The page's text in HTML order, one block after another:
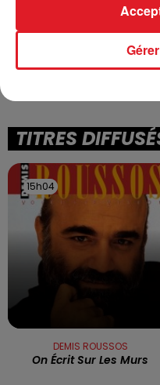
13 juillet 2026
WINGLES: UN
LA BASE DE
TITRES
15h04
15h04
DEMIS ROUSSOS
On Écrit Sur Les Murs